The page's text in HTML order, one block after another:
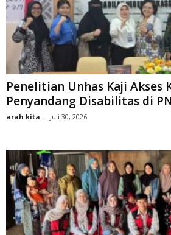
Penelitian Unhas Kaji Akses
Penyandang Disabilitas di
arah kita - Juli 30, 2026